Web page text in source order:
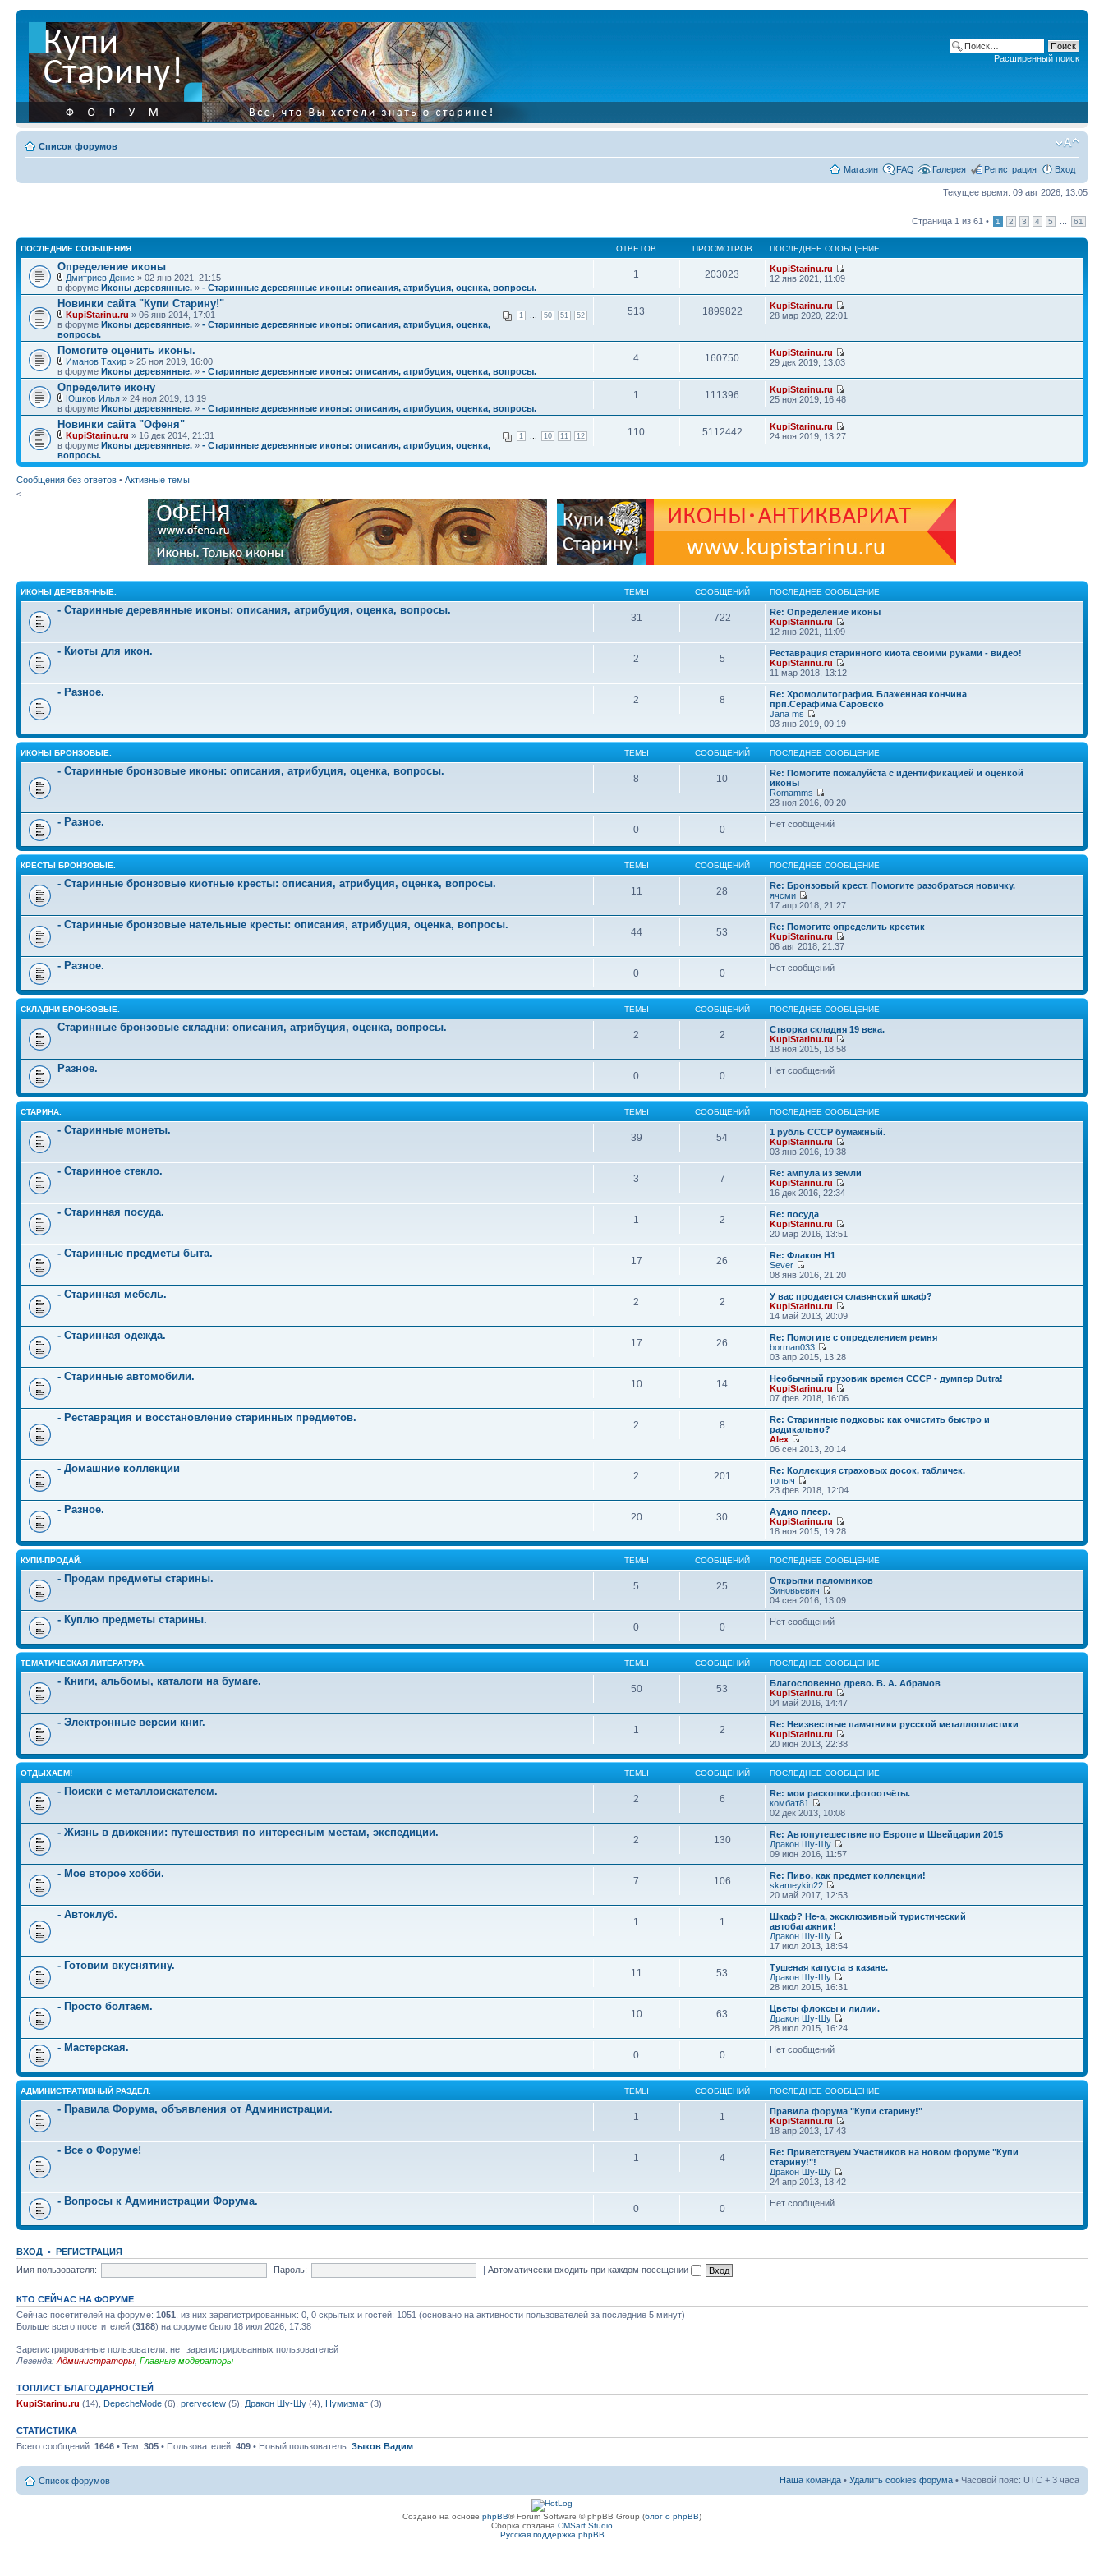
Расширенный поиск
Список форумов
Магазин FAQ Галерея Регистрация Вход
Текущее время: 09 авг 2026, 13:05
Страница 1 из 61 • 1 2 3 4 5 61
ПОСЛЕДНИЕ СООБЩЕНИЯ ОТВЕТОВ ПРОСМОТРОВ ПОСЛЕДНЕЕ СООБЩЕНИЕ
Определение иконы
Дмитриев Денис » 02 янв 2021, 21:15
в форуме Иконы деревянные. » - Старинные деревянные иконы: описания, атрибуция, оценка, вопросы.
1 203023
KupiStarinu.ru
12 янв 2021, 11:09
Новинки сайта "Купи Старину!"
1 50 51 52
KupiStarinu.ru » 06 янв 2014, 17:01
в форуме Иконы деревянные. » - Старинные деревянные иконы: описания, атрибуция, оценка,
вопросы.
513 1899822
KupiStarinu.ru
28 мар 2020, 22:01
Помогите оценить иконы.
Иманов Тахир » 25 ноя 2019, 16:00
в форуме Иконы деревянные. » - Старинные деревянные иконы: описания, атрибуция, оценка, вопросы.
4 160750
KupiStarinu.ru
29 дек 2019, 13:03
Определите икону
Юшков Илья » 24 ноя 2019, 13:19
в форуме Иконы деревянные. » - Старинные деревянные иконы: описания, атрибуция, оценка, вопросы.
1 111396
KupiStarinu.ru
25 ноя 2019, 16:48
Новинки сайта "Офеня"
1 10 11 12
KupiStarinu.ru » 16 дек 2014, 21:31
в форуме Иконы деревянные. » - Старинные деревянные иконы: описания, атрибуция, оценка,
вопросы.
110 5112442
KupiStarinu.ru
24 ноя 2019, 13:27
Сообщения без ответов • Активные темы
<
ИКОНЫ ДЕРЕВЯННЫЕ. ТЕМЫ СООБЩЕНИЙ ПОСЛЕДНЕЕ СООБЩЕНИЕ
- Старинные деревянные иконы: описания, атрибуция, оценка, вопросы.
31 722
Re: Определение иконы
KupiStarinu.ru
12 янв 2021, 11:09
- Киоты для икон.
2 5
Реставрация старинного киота своими руками - видео!
KupiStarinu.ru
11 мар 2018, 13:12
- Разное.
2 8
Re: Хромолитография. Блаженная кончина
прп.Серафима Саровско
Jana ms
03 янв 2019, 09:19
ИКОНЫ БРОНЗОВЫЕ. ТЕМЫ СООБЩЕНИЙ ПОСЛЕДНЕЕ СООБЩЕНИЕ
- Старинные бронзовые иконы: описания, атрибуция, оценка, вопросы.
8 10
Re: Помогите пожалуйста с идентификацией и оценкой
иконы
Romamms
23 ноя 2016, 09:20
- Разное.
0 0 Нет сообщений
КРЕСТЫ БРОНЗОВЫЕ. ТЕМЫ СООБЩЕНИЙ ПОСЛЕДНЕЕ СООБЩЕНИЕ
- Старинные бронзовые киотные кресты: описания, атрибуция, оценка, вопросы.
11 28
Re: Бронзовый крест. Помогите разобраться новичку.
ячсми
17 апр 2018, 21:27
- Старинные бронзовые нательные кресты: описания, атрибуция, оценка, вопросы.
44 53
Re: Помогите определить крестик
KupiStarinu.ru
06 авг 2018, 21:37
- Разное.
0 0 Нет сообщений
СКЛАДНИ БРОНЗОВЫЕ. ТЕМЫ СООБЩЕНИЙ ПОСЛЕДНЕЕ СООБЩЕНИЕ
Старинные бронзовые складни: описания, атрибуция, оценка, вопросы.
2 2
Створка складня 19 века.
KupiStarinu.ru
18 ноя 2015, 18:58
Разное.
0 0 Нет сообщений
СТАРИНА. ТЕМЫ СООБЩЕНИЙ ПОСЛЕДНЕЕ СООБЩЕНИЕ
- Старинные монеты.
39 54
1 рубль СССР бумажный.
KupiStarinu.ru
03 янв 2016, 19:38
- Старинное стекло.
3 7
Re: ампула из земли
KupiStarinu.ru
16 дек 2016, 22:34
- Старинная посуда.
1 2
Re: посуда
KupiStarinu.ru
20 мар 2016, 13:51
- Старинные предметы быта.
17 26
Re: Флакон Н1
Sever
08 янв 2016, 21:20
- Старинная мебель.
2 2
У вас продается славянский шкаф?
KupiStarinu.ru
14 май 2013, 20:09
- Старинная одежда.
17 26
Re: Помогите с определением ремня
borman033
03 апр 2015, 13:28
- Старинные автомобили.
10 14
Необычный грузовик времен СССР - думпер Dutra!
KupiStarinu.ru
07 фев 2018, 16:06
- Реставрация и восстановление старинных предметов.
2 8
Re: Старинные подковы: как очистить быстро и
радикально?
Alex
06 сен 2013, 20:14
- Домашние коллекции
2 201
Re: Коллекция страховых досок, табличек.
топыч
23 фев 2018, 12:04
- Разное.
20 30
Аудио плеер.
KupiStarinu.ru
18 ноя 2015, 19:28
КУПИ-ПРОДАЙ. ТЕМЫ СООБЩЕНИЙ ПОСЛЕДНЕЕ СООБЩЕНИЕ
- Продам предметы старины.
5 25
Открытки паломников
Зиновьевич
04 сен 2016, 13:09
- Куплю предметы старины.
0 0 Нет сообщений
ТЕМАТИЧЕСКАЯ ЛИТЕРАТУРА. ТЕМЫ СООБЩЕНИЙ ПОСЛЕДНЕЕ СООБЩЕНИЕ
- Книги, альбомы, каталоги на бумаге.
50 53
Благословенно древо. В. А. Абрамов
KupiStarinu.ru
04 май 2016, 14:47
- Электронные версии книг.
1 2
Re: Неизвестные памятники русской металлопластики
KupiStarinu.ru
20 июн 2013, 22:38
ОТДЫХАЕМ! ТЕМЫ СООБЩЕНИЙ ПОСЛЕДНЕЕ СООБЩЕНИЕ
- Поиски с металлоискателем.
2 6
Re: мои раскопки.фотоотчёты.
комбат81
02 дек 2013, 10:08
- Жизнь в движении: путешествия по интересным местам, экспедиции.
2 130
Re: Автопутешествие по Европе и Швейцарии 2015
Дракон Шу-Шу
09 июн 2016, 11:57
- Мое второе хобби.
7 106
Re: Пиво, как предмет коллекции!
skameykin22
20 май 2017, 12:53
- Автоклуб.
1 1
Шкаф? Не-а, эксклюзивный туристический
автобагажник!
Дракон Шу-Шу
17 июл 2013, 18:54
- Готовим вкуснятину.
11 53
Тушеная капуста в казане.
Дракон Шу-Шу
28 июл 2015, 16:31
- Просто болтаем.
10 63
Цветы флоксы и лилии.
Дракон Шу-Шу
28 июл 2015, 16:24
- Мастерская.
0 0 Нет сообщений
АДМИНИСТРАТИВНЫЙ РАЗДЕЛ. ТЕМЫ СООБЩЕНИЙ ПОСЛЕДНЕЕ СООБЩЕНИЕ
- Правила Форума, объявления от Администрации.
1 1
Правила форума "Купи старину!"
KupiStarinu.ru
18 апр 2013, 17:43
- Все о Форуме!
1 4
Re: Приветствуем Участников на новом форуме "Купи
старину!"!
Дракон Шу-Шу
24 апр 2013, 18:42
- Вопросы к Администрации Форума.
0 0 Нет сообщений
ВХОД • РЕГИСТРАЦИЯ
Имя пользователя:
Пароль: |Автоматически входить при каждом посещении
КТО СЕЙЧАС НА ФОРУМЕ
Сейчас посетителей на форуме: 1051 , из них зарегистрированных: 0, 0 скрытых и гостей: 1051 (основано на активности пользователей за последние 5 минут)
Больше всего посетителей (3188) на форуме было 18 июл 2026, 17:38
Зарегистрированные пользователи: нет зарегистрированных пользователей
Легенда: Администраторы Главные модераторы
ТОПЛИСТ БЛАГОДАРНОСТЕЙ
KupiStarinu.ru (14), DepecheMode (6), prervectew (5), Дракон Шу-Шу (4), Нумизмат (3)
СТАТИСТИКА
Всего сообщений: 1646 • Тем: 305 • Пользователей: 409 • Новый пользователь: Зыков Вадим
Список форумов Наша команда • Удалить cookies форума • Часовой пояс: UTC + 3 часа
Создано на основе phpBB® Forum Software © phpBB Group (блог о phpBB)
Сборка создана CMSart Studio
Русская поддержка phpBB